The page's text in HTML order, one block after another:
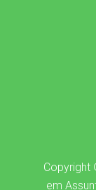
Copyright
em